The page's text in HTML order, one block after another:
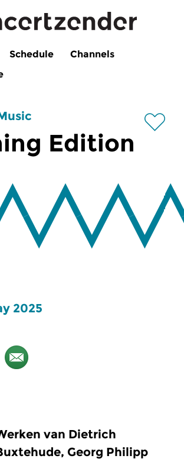
Schedule
Channels
Edition
2025
van Dietrich
Georg Philipp